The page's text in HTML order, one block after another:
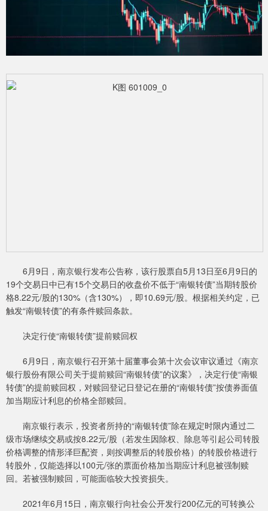
6月9日，南京银行发布公告称，该行股票自5月13日至6月9日的
19个交易日中已有15个交易日的收盘价不低于“南银转债”当期转股价
格8.22元/股的130%（含130%），即10.69元/股。根据相关约定，已
触发“南银转债”的有条件赎回条款。
决定行使“南银转债”提前赎回权
6月9日，南京银行召开第十届董事会第十次会议审议通过《南京
银行股份有限公司关于提前赎回“南银转债”的议案》，决定行使“南银
转债”的提前赎回权，对赎回登记日登记在册的“南银转债”按债券面值
加当期应计利息的价格全部赎回。
南京银行表示，投资者所持的“南银转债”除在规定时限内通过二
级市场继续交易或按8.22元/股（若发生因除权、除息等引起公司转股
价格调整的情形泽巨配资，则按调整后的转股价格）的转股价格进行
转股外，仅能选择以100元/张的票面价格加当期应计利息被强制赎
回。若被强制赎回，可能面临较大投资损失。
2021年6月15日，南京银行向社会公开发行200亿元的可转换公